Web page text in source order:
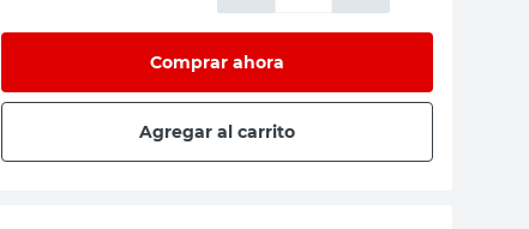
Comprar ahora
Agregar al carrito